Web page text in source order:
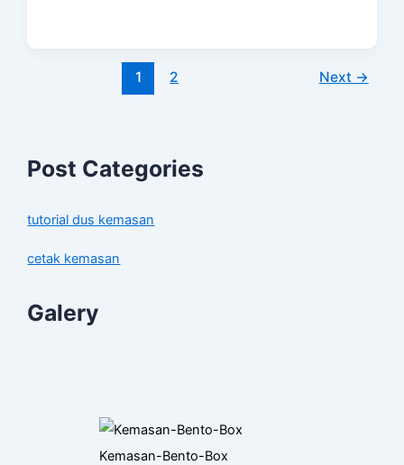
1 2 Next →
Post Categories
tutorial dus kemasan
cetak kemasan
Galery
Kemasan-Bento-Box